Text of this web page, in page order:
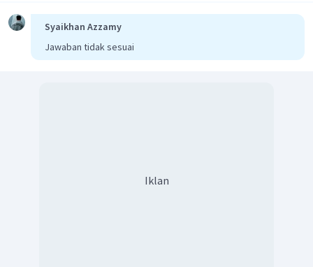
Syaikhan Azzamy
Jawaban tidak sesuai
Iklan